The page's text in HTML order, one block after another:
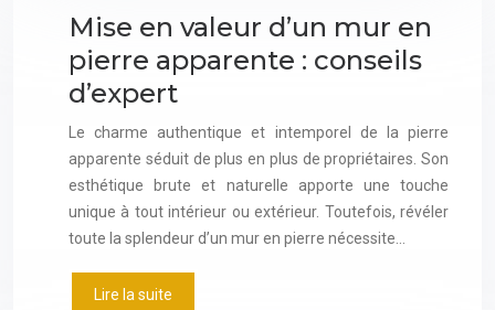
Mise en valeur d’un mur en
pierre apparente : conseils
d’expert
Le charme authentique et intemporel de la pierre
apparente séduit de plus en plus de propriétaires. Son
esthétique brute et naturelle apporte une touche
unique à tout intérieur ou extérieur. Toutefois, révéler
toute la splendeur d’un mur en pierre nécessite…
Lire la suite